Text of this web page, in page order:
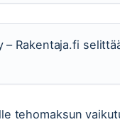
– Rakentaja.fi
tehomaksun